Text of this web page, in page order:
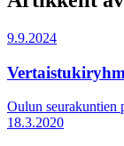
9.9.2024
Oulun seurakuntien
18.3.2020